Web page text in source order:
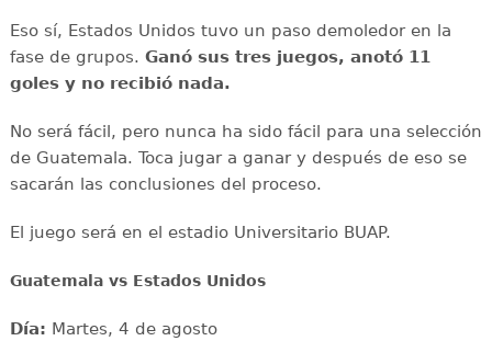
Eso sí, Estados Unidos tuvo un paso demoledor en la
fase de grupos. Ganó sus tres juegos, anotó 11
goles y no recibió nada.
No será fácil, pero nunca ha sido fácil para una selección
de Guatemala. Toca jugar a ganar y después de eso se
sacarán las conclusiones del proceso.
El juego será en el estadio Universitario BUAP.
Guatemala vs Estados Unidos
Día: Martes, 4 de agosto